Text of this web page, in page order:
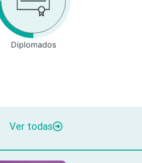
Diplomados
Ver todas